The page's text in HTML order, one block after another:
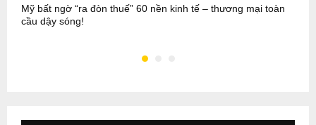
Mỹ bất ngờ “ra đòn thuế” 60 nền kinh tế – thương mại toàn
cầu dậy sóng!